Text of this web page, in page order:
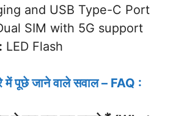
and USB Type-C Port
SIM with 5G support
LED Flash
में पूछे जाने वाले सवाल – FAQ :